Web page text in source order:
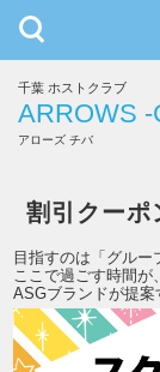
九州・沖縄
toggle
navigation
千葉 ホストクラブ
ARROWS -
アローズ チバ
割引クーポ
目指すのは「グルー
ここで過ごす時間が
ASGブランドが提案